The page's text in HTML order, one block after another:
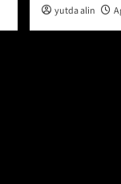
yutda alin